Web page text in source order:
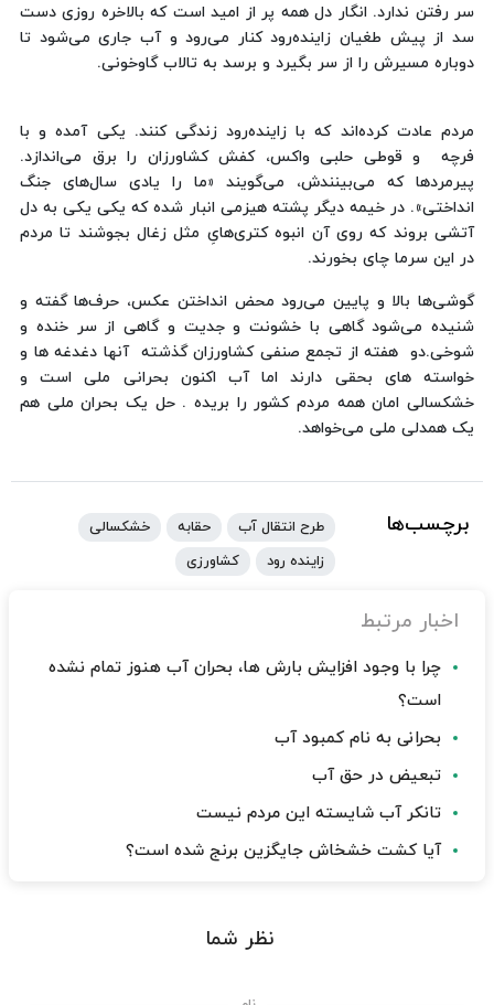
سر رفتن ندارد. انگار دل همه پر از امید است که بالاخره روزی دست
سد از پیش طغیان زاینده‌رود کنار می‌رود و آب جاری می‌شود تا
دوباره مسیرش را از سر بگیرد و برسد به تالاب گاوخونی.
مردم عادت کرده‌اند که با زاینده‌رود زندگی کنند. یکی آمده و با
فرچه و قوطی حلبی واکس، کفش کشاورزان را برق می‌اندازد.
پیرمردها که می‌بینندش، می‌گویند «ما را یادی سال‌های جنگ
انداختی». در خیمه دیگر پشته هیزمی انبار شده که یکی یکی به دل
آتشی بروند که روی آن انبوه کتری‌هایِ مثل زغال بجوشند تا مردم
در این سرما چای بخورند.
گوشی‌ها بالا و پایین می‌رود محض انداختن عکس، حرف‌ها گفته و
شنیده می‌شود گاهی با خشونت و جدیت و گاهی از سر خنده و
شوخی.دو هفته از تجمع صنفی کشاورزان گذشته آنها دغدغه ها و
خواسته های بحقی دارند اما آب اکنون بحرانی ملی است و
خشکسالی امان همه مردم کشور را بریده . حل یک بحران ملی هم
یک همدلی ملی می‌خواهد.
برچسب‌ها طرح انتقال آب حقابه
خشکسالی
زاینده رود
کشاورزی
اخبار مرتبط
چرا با وجود افزایش بارش ها، بحران آب هنوز تمام نشده
است؟
بحرانی به نام کمبود آب
تبعیض در حق آب
تانکر آب شایسته این مردم نیست
آیا کشت خشخاش جایگزین برنج شده است؟
نظر شما